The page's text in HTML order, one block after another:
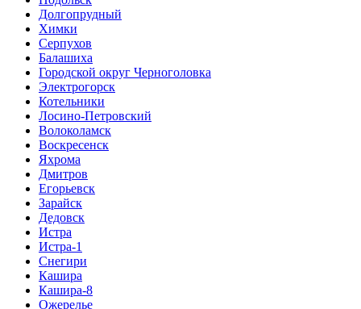
Долгопрудный
Химки
Серпухов
Балашиха
Городской округ Черноголовка
Электрогорск
Котельники
Лосино-Петровский
Волоколамск
Воскресенск
Яхрома
Дмитров
Егорьевск
Зарайск
Дедовск
Истра
Истра-1
Снегири
Кашира
Кашира-8
Ожерелье